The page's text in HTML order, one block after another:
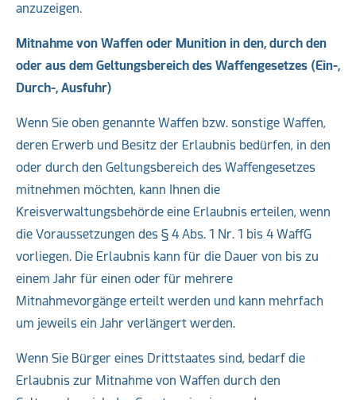
anzuzeigen.
Mitnahme von Waffen oder Munition in den, durch den
oder aus dem Geltungsbereich des Waffengesetzes (Ein-,
Durch-, Ausfuhr)
Wenn Sie oben genannte Waffen bzw. sonstige Waffen,
deren Erwerb und Besitz der Erlaubnis bedürfen, in den
oder durch den Geltungsbereich des Waffengesetzes
mitnehmen möchten, kann Ihnen die
Kreisverwaltungsbehörde eine Erlaubnis erteilen, wenn
die Voraussetzungen des § 4 Abs. 1 Nr. 1 bis 4 WaffG
vorliegen. Die Erlaubnis kann für die Dauer von bis zu
einem Jahr für einen oder für mehrere
Mitnahmevorgänge erteilt werden und kann mehrfach
um jeweils ein Jahr verlängert werden.
Wenn Sie Bürger eines Drittstaates sind, bedarf die
Erlaubnis zur Mitnahme von Waffen durch den